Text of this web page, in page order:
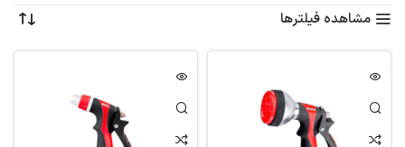
مشاهده فیلترها